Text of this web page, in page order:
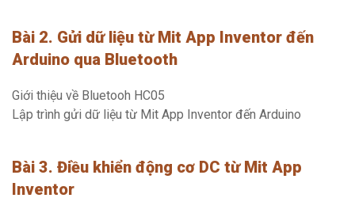
Bài 2. Gửi dữ liệu từ Mit App Inventor đến
Arduino qua Bluetooth
Giới thiệu về Bluetooh HC05
Lập trình gửi dữ liệu từ Mit App Inventor đến Arduino
Bài 3. Điều khiển động cơ DC từ Mit App
Inventor